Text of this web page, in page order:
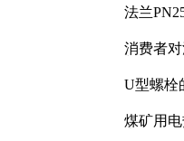
法兰
消费者
U型螺栓
煤矿用